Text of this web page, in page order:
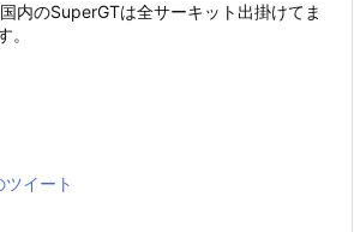
内のSuperGTは全サーキット出掛けてま
。
イート